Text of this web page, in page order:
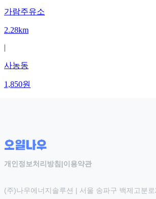
가람주유소
2.28km
|
사농동
1,850원
개인정보처리방침 |이용약관
(주)나우에너지솔루션 | 서울 송파구 백제고분